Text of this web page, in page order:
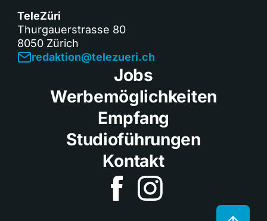
TeleZüri
Thurgauerstrasse 80
8050 Zürich
redaktion@telezueri.ch
Jobs
Werbemöglichkeiten
Empfang
Studioführungen
Kontakt